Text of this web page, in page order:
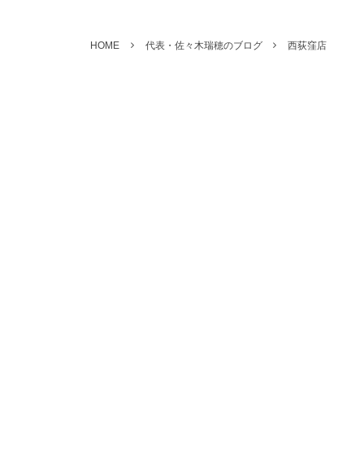
HOME 代表・佐々木瑞穂のブログ 西荻窪店